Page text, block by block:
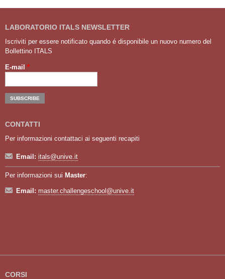
LABORATORIO ITALS NEWSLETTER
Iscriviti per essere notificato quando é disponibile un nuovo numero del
Bollettino ITALS
E-mail *
CONTATTI
Per informazioni contattaci ai seguenti recapiti
Email: itals@unive.it
Per informazioni sui Master:
Email: master.challengeschool@unive.it
CORSI